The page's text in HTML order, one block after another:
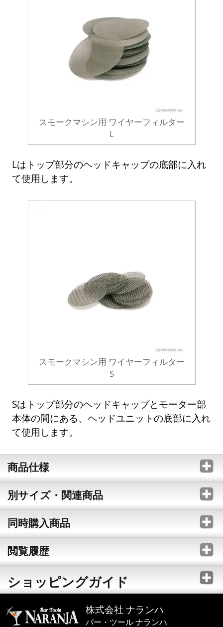
スモークマシン用 ワイヤーフィルター
L
Lはトップ部分のヘッドキャップの底部に入れ
て使用します。
スモークマシン用 ワイヤーフィルター
S
Sはトップ部分のヘッドキャップとモーター部
本体の間にある、ヘッドユニットの底部に入れ
て使用します。
商品仕様
別サイズ・関連商品
同時購入商品
閲覧履歴
ショッピングガイド
株式会社 ナランハ
バー・ツール ナランハ